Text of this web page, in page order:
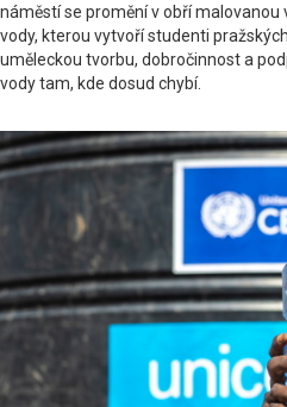
náměstí se promění v obří
vody, kterou vytvoří studenti
uměleckou tvorbu, dobročinnost a
vody tam, kde dosud chybí.